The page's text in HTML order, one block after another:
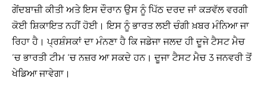
ਗੇਂਦਬਾਜ਼ੀ ਕੀਤੀ ਅਤੇ ਇਸ ਦੌਰਾਨ ਉਸ ਨੂੰ ਪਿੱਠ ਦਰਦ ਜਾਂ ਕੜਵੱਲ ਵਰਗੀ
ਕੋਈ ਸ਼ਿਕਾਇਤ ਨਹੀਂ ਹੋਈ। ਇਸ ਨੂੰ ਭਾਰਤ ਲਈ ਚੰਗੀ ਖ਼ਬਰ ਮੰਨਿਆ ਜਾ
ਰਿਹਾ ਹੈ। ਪ੍ਰਸ਼ੰਸਕਾਂ ਦਾ ਮੰਨਣਾ ਹੈ ਕਿ ਜਡੇਜਾ ਜਲਦ ਹੀ ਦੂਜੇ ਟੈਸਟ ਮੈਚ
‘ਚ ਭਾਰਤੀ ਟੀਮ ‘ਚ ਨਜ਼ਰ ਆ ਸਕਦੇ ਹਨ। ਦੂਜਾ ਟੈਸਟ ਮੈਚ 3 ਜਨਵਰੀ ਤੋਂ
ਖੇਡਿਆ ਜਾਵੇਗਾ।